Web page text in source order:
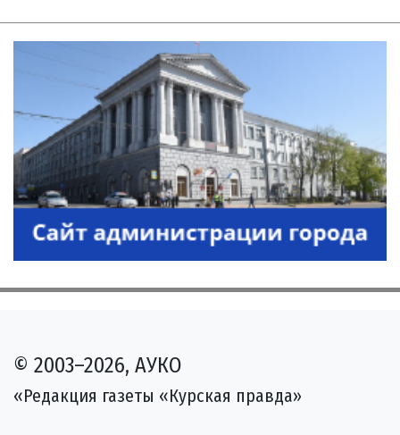
© 2003–2026, АУКО
«Редакция газеты «Курская правда»